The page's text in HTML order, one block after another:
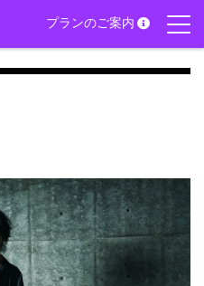
プランのご案内